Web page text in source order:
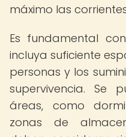
máximo las
Es fundamental
incluya suficiente
personas y los
supervivencia. Se
áreas, como
zonas de